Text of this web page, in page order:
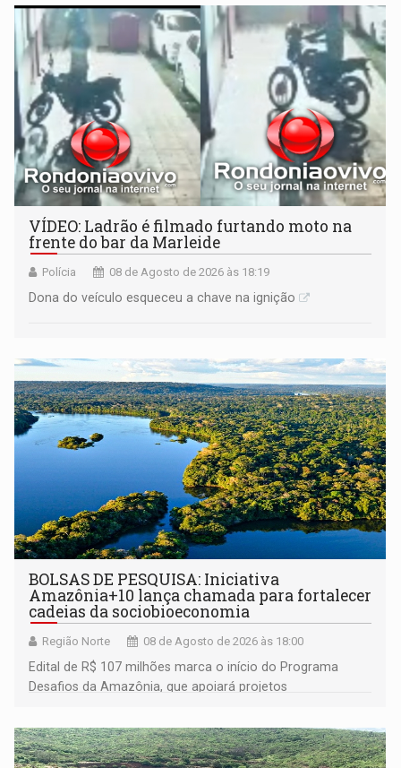
VÍDEO: Ladrão é filmado furtando moto na
frente do bar da Marleide
Polícia 08 de Agosto de 2026 às 18:19
Dona do veículo esqueceu a chave na ignição
BOLSAS DE PESQUISA: Iniciativa
Amazônia+10 lança chamada para fortalecer
cadeias da sociobioeconomia
Região Norte 08 de Agosto de 2026 às 18:00
Edital de R$ 107 milhões marca o início do Programa
Desafios da Amazônia, que apoiará projetos
submissão de pré-propostas poderá ser feita até 1º de
setembro